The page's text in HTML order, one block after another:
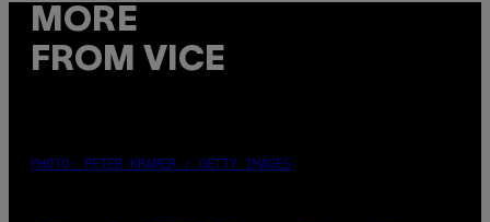
MORE
FROM VICE
PHOTO: PETER KRAMER / GETTY IMAGES